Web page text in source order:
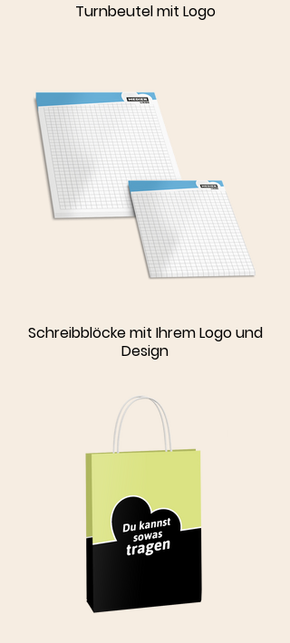
Turnbeutel mit Logo
Schreibblöcke mit Ihrem Logo und
Design